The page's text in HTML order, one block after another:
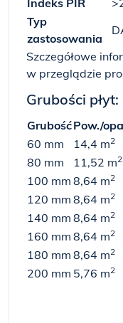
Indeks PIR
Typ
zastosowania
Szczegółowe
w przeglądzie
Grubości płyt:
GrubośćPow./
60 mm
14,4 m2
80 mm
11,52 m2
100 mm 8,64 m2
120 mm 8,64 m2
140 mm 8,64 m2
160 mm 8,64 m2
180 mm 8,64 m2
200 mm 5,76 m2